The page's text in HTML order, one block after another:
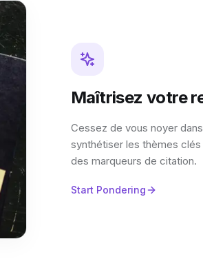
Maîtrisez votre
Cessez de vous noyer
synthétiser les thèmes
des marqueurs de citation.
Start Pondering